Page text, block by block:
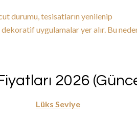
durumu, tesisatların yenilenip
uygulamalar yer alır. Bu
2026
Lüks Seviye